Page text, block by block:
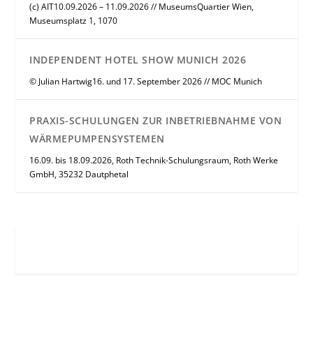
(c) AIT10.09.2026 – 11.09.2026 // MuseumsQuartier Wien,
Museumsplatz 1, 1070
INDEPENDENT HOTEL SHOW MUNICH 2026
© Julian Hartwig16. und 17. September 2026 // MOC Munich
PRAXIS-SCHULUNGEN ZUR INBETRIEBNAHME VON
WÄRMEPUMPENSYSTEMEN
16.09. bis 18.09.2026, Roth Technik-Schulungsraum, Roth Werke
GmbH, 35232 Dautphetal